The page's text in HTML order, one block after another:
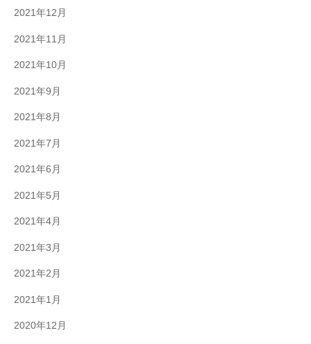
2021年12月
2021年11月
2021年10月
2021年9月
2021年8月
2021年7月
2021年6月
2021年5月
2021年4月
2021年3月
2021年2月
2021年1月
2020年12月